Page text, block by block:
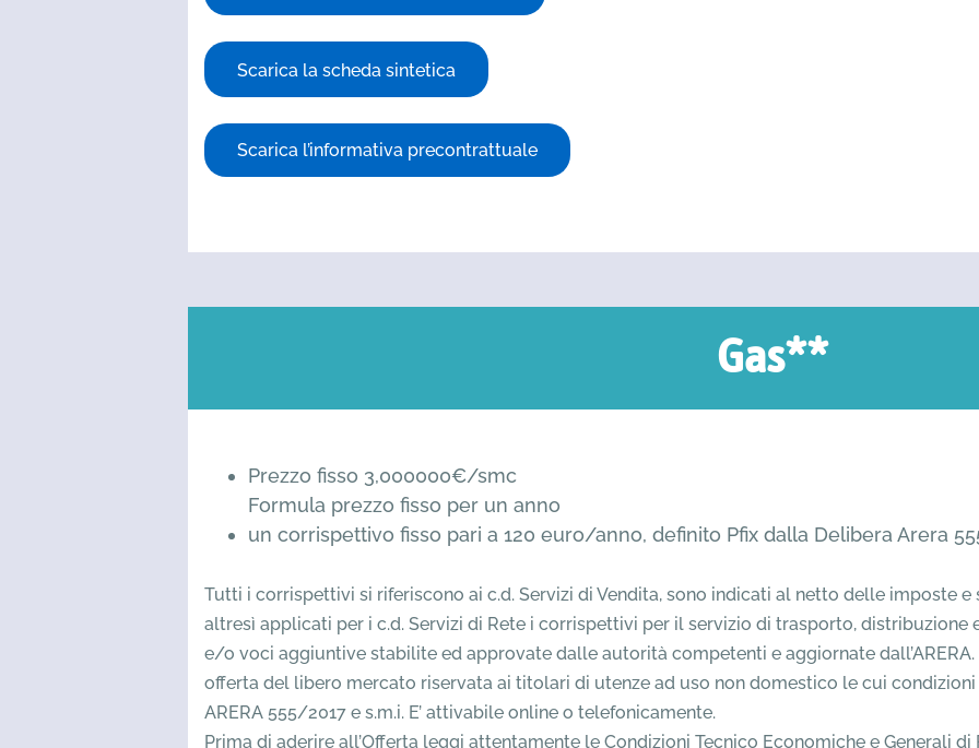
Scarica la scheda sintetica
Scarica l’informativa precontrattuale
Gas**
Prezzo fisso 3,000000€/smc
Formula prezzo fisso per un anno
un corrispettivo fisso pari a 120 euro/anno, definito Pfix dalla Delibera Arera
Tutti i corrispettivi si riferiscono ai c.d. Servizi di Vendita, sono indicati al netto delle imposte
altresì applicati per i c.d. Servizi di Rete i corrispettivi per il servizio di trasporto, distribuzione
e/o voci aggiuntive stabilite ed approvate dalle autorità competenti e aggiornate dall’ARERA.
offerta del libero mercato riservata ai titolari di utenze ad uso non domestico le cui
ARERA 555/2017 e s.m.i. E’ attivabile online o telefonicamente.
Prima di aderire all’Offerta leggi attentamente le Condizioni Tecnico Economiche e Generali